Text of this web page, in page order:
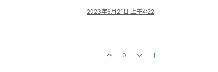
2023年6月21日 上午4:22
0